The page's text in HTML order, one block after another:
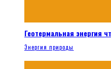
Геотермальная энергия
Энергия природы